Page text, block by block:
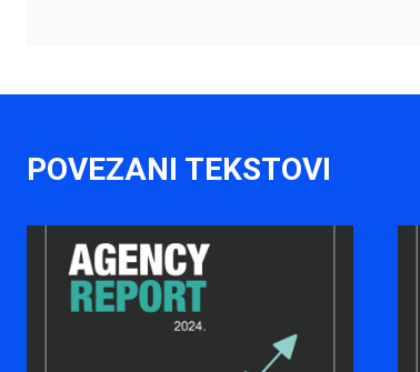
POVEZANI TEKSTOVI